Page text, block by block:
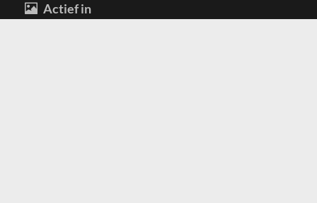
Actief in